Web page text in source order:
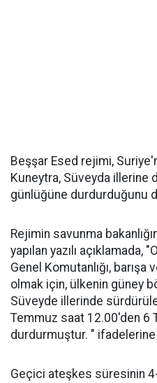
Beşşar Esed rejimi,
Kuneytra, Süveyda illerine
günlüğüne durdurduğunu
Rejimin savunma
yapılan yazılı açıklamada,
Genel Komutanlığı,
olmak için, ülkenin güney
Süveyde illerinde
Temmuz saat 12.00'den 6
durdurmuştur. "
Geçici ateşkes süresinin